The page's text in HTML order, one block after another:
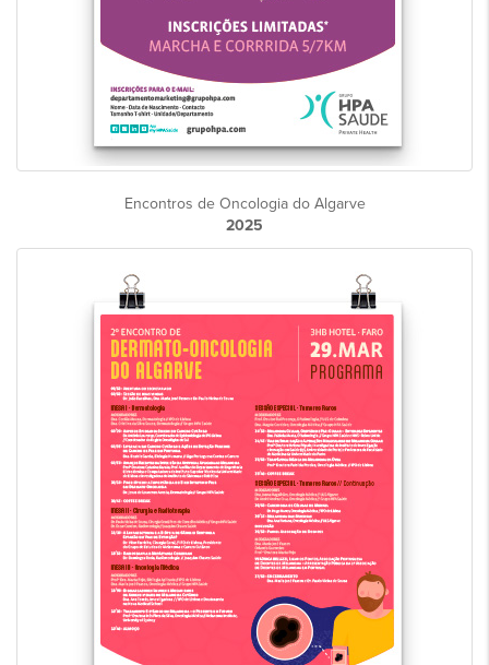
Encontros de Oncologia do Algarve
2025